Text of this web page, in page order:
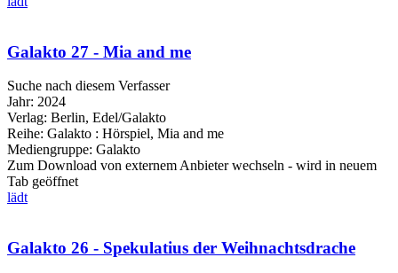
Galakto 27 - Mia and me
Suche nach diesem Verfasser
Jahr: 2024
Verlag: Berlin, Edel/Galakto
Reihe: Galakto : Hörspiel, Mia and me
Mediengruppe: Galakto
Zum Download von externem Anbieter wechseln - wird in neuem
Tab geöffnet
lädt
Galakto 26 - Spekulatius der Weihnachtsdrache